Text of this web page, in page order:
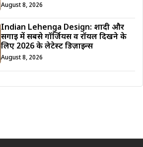
August 8, 2026
Indian Lehenga Design: शादी और
सगाई में सबसे गॉर्जियस व रॉयल दिखने के
लिए 2026 के लेटेस्ट डिज़ाइन्स
August 8, 2026